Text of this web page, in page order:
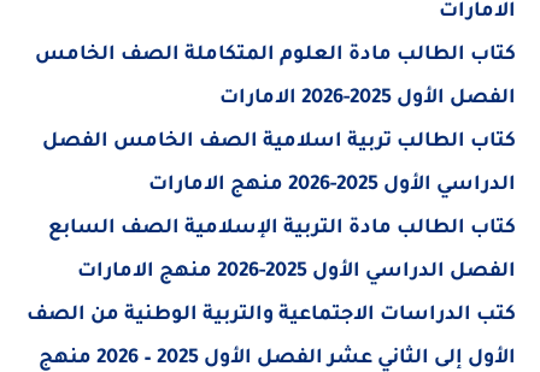
الامارات
كتاب الطالب مادة العلوم المتكاملة الصف الخامس
الفصل الأول 2025-2026 الامارات
كتاب الطالب تربية اسلامية الصف الخامس الفصل
الدراسي الأول 2025-2026 منهج الامارات
كتاب الطالب مادة التربية الإسلامية الصف السابع
الفصل الدراسي الأول 2025-2026 منهج الامارات
كتب الدراسات الاجتماعية والتربية الوطنية من الصف
الأول إلى الثاني عشر الفصل الأول 2025 – 2026 منهج